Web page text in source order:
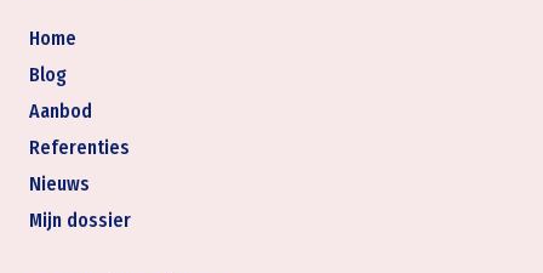
Home
Blog
Aanbod
Referenties
Nieuws
Mijn dossier